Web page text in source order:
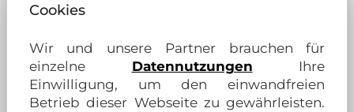
Somit können Sie das kostenfreie Busangebot im Harz
bereits bei der Anreise nutzen.
Cookies
Wir und unsere Partner brauchen für
einzelne Datennutzungen Ihre
Einwilligung, um den einwandfreien
Betrieb dieser Webseite zu gewährleisten.